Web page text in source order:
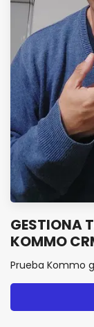
GESTIONA
KOMMO
Prueba Kommo